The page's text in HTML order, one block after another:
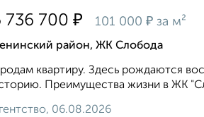
736 700 ₽ 101 000 ₽ за м²
район, ЖК Слобода
квартиру. Здесь рождаются
Преимущества жизни в ЖК
06.08.2026